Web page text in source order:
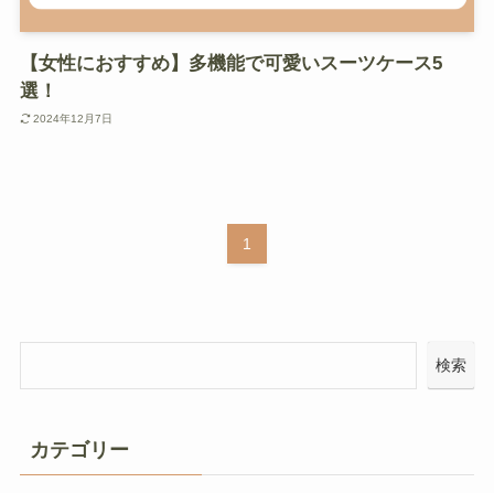
【女性におすすめ】多機能で可愛いスーツケース5
選！
2024年12月7日
1
検索
カテゴリー